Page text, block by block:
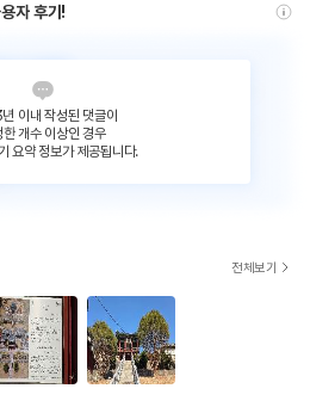
자 후기!
이내 작성된 댓글이
한 개수 이상인 경우
요약 정보가 제공됩니다.
전체보기